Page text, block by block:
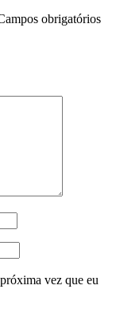
obrigatórios
vez que eu